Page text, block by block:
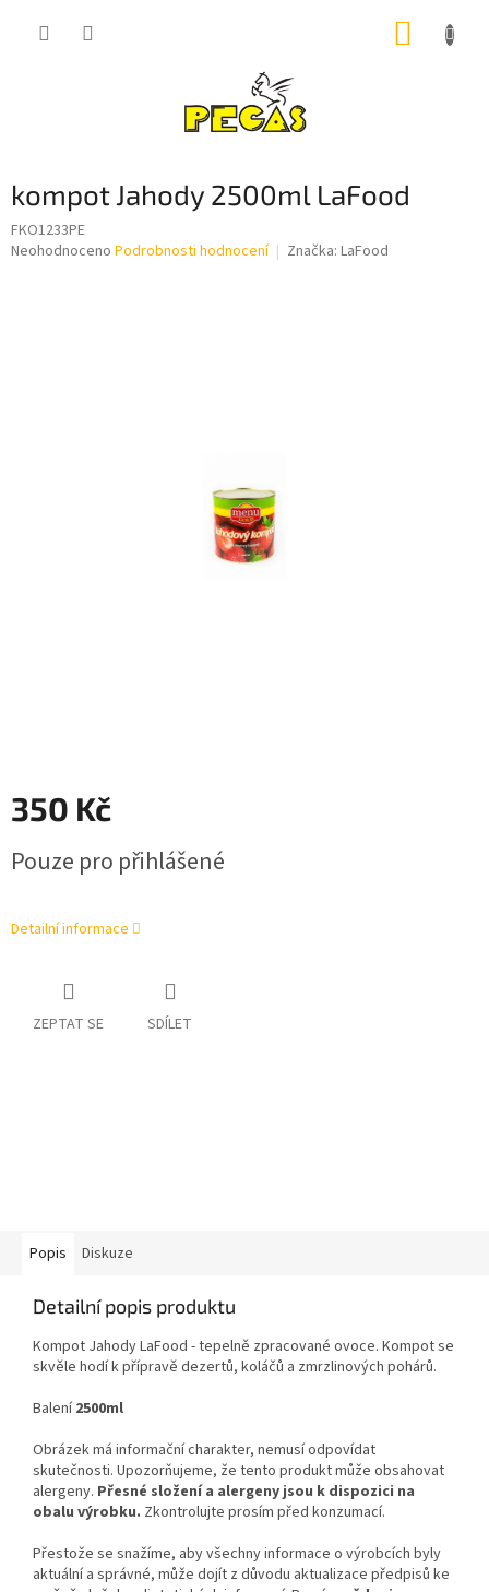
kompot Jahody 2500ml LaFood
FKO1233PE
Průměrné
Neohodnoceno Podrobnosti hodnocení Značka: LaFood
350 Kč
cena:
Pouze pro přihlášené
Detailní informace
ZEPTAT SE SDÍLET
Popis Diskuze
Detailní popis produktu
Kompot Jahody LaFood - tepelně zpracované ovoce. Kompotse
skvěle hodí k přípravě dezertů, koláčů a zmrzlinových pohárů.
Balení 2500ml
Obrázek má informační charakter, nemusí odpovídat
skutečnosti. Upozorňujeme, že tento produkt může obsahovat
alergeny. Přesné složení a alergeny jsou k dispozici na
obalu výrobku. Zkontrolujte prosím před konzumací.
Přestože se snažíme, aby všechny informace o výrobcích byly
aktuální a správné, může dojít z důvodu aktualizace předpisů ke